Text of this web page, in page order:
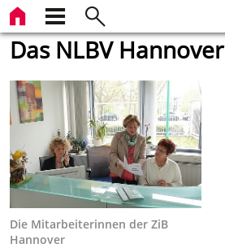
Das NLBV Hannover
Die Mitarbeiterinnen der ZiB
Hannover